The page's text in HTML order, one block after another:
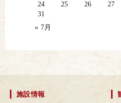
24
25 26 27
31
« 7月
施設情報